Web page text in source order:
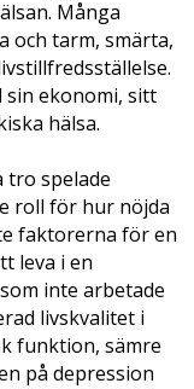
Många
och tarm, smärta,
sin ekonomi, sitt
hälsa.
tro spelade
roll för hur nöjda
faktorerna för en
leva i en
inte arbetade
livskvalitet i
funktion, sämre
på depression